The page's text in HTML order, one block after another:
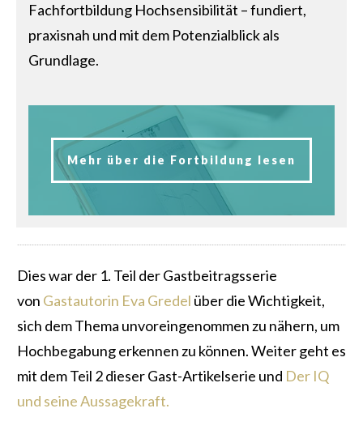
Fachfortbildung Hochsensibilität – fundiert,
praxisnah und mit dem Potenzialblick als
Grundlage.
Mehr über die Fortbildung lesen
Dies war der 1. Teil der Gastbeitragsserie
von Gastautorin Eva Gredel über die Wichtigkeit,
sich dem Thema unvoreingenommen zu nähern, um
Hochbegabung erkennen zu können.Weiter geht es
mit dem Teil 2 dieser Gast-Artikelserie und Der IQ
und seine Aussagekraft.